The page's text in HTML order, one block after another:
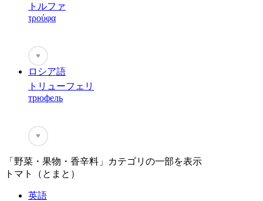
トルファ
τρούφα
♥
ロシア語
トリューフェリ
трюфель
♥
「野菜・果物・香辛料」カテゴリの一部を表示
トマト（とまと）
英語